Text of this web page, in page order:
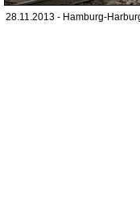
28.11.2013 - Hamburg-